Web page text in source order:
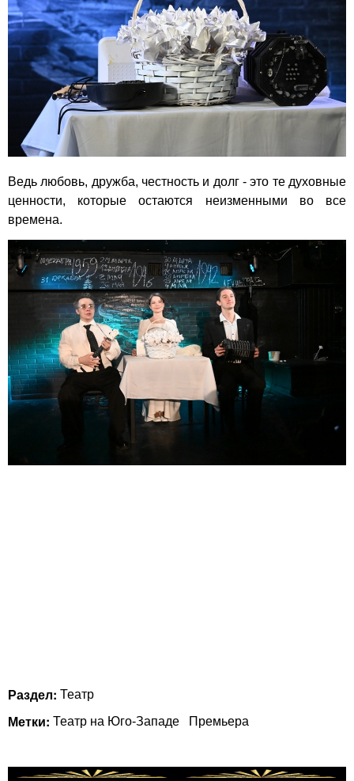
Ведь любовь, дружба, честность и долг - это те духовные
ценности, которые остаются неизменными во все
времена.
Раздел: Театр
Метки: Театр на Юго-Западе Премьера